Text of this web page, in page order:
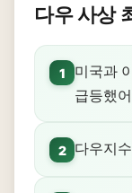
다우 사상
1
미국과
급등했
2 다우지